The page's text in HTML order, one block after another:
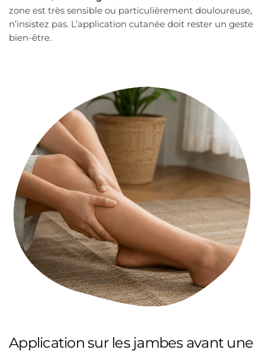
zone est très sensible ou particulièrement douloureuse,
n’insistez pas. L’application cutanée doit rester un geste
bien-être.
Application sur les jambes avant une